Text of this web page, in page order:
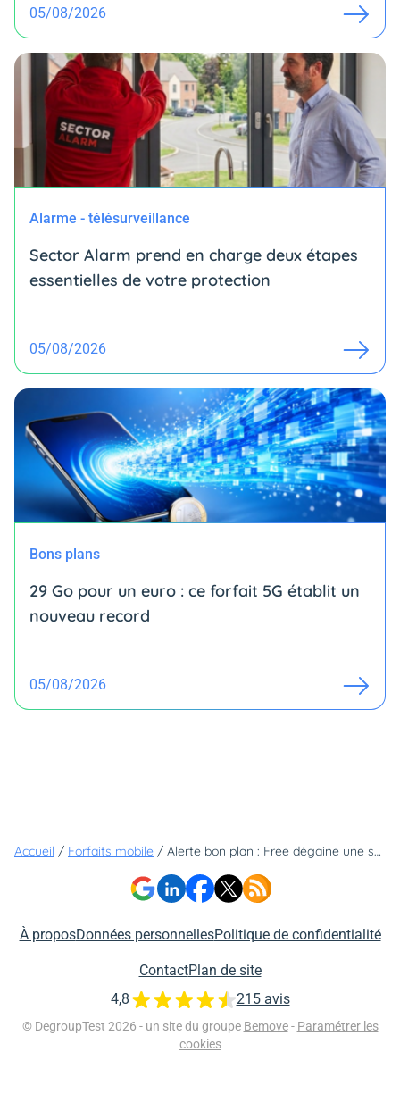
05/08/2026
Alarme - télésurveillance
Sector Alarm prend en charge deux étapes
essentielles de votre protection
05/08/2026
Bons plans
29 Go pour un euro : ce forfait 5G établit un
nouveau record
05/08/2026
Accueil / Forfaits mobile / Alerte bon plan : Free dégaine une série limitée de Noël avec 140 Go de 5G
À proposDonnées personnellesPolitique de confidentialité
ContactPlan de site
© DegroupTest 2026 - un site du groupe Bemove - Paramétrer les
cookies
4,8 215 avis